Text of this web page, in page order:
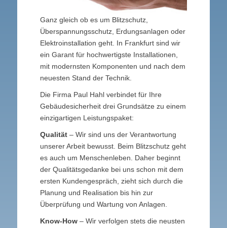
Ganz gleich ob es um Blitzschutz,
Überspannungsschutz, Erdungsanlagen oder
Elektroinstallation geht. In Frankfurt sind wir
ein Garant für hochwertigste Installationen,
mit modernsten Komponenten und nach dem
neuesten Stand der Technik.
Die Firma Paul Hahl verbindet für Ihre
Gebäudesicherheit drei Grundsätze zu einem
einzigartigen Leistungspaket:
Qualität – Wir sind uns der Verantwortung
unserer Arbeit bewusst. Beim Blitzschutz geht
es auch um Menschenleben. Daher beginnt
der Qualitätsgedanke bei uns schon mit dem
ersten Kundengespräch, zieht sich durch die
Planung und Realisation bis hin zur
Überprüfung und Wartung von Anlagen.
Know-How – Wir verfolgen stets die neusten